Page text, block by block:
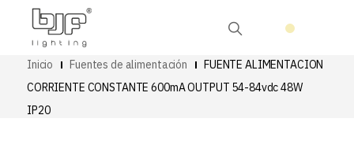
Inicio Fuentes de alimentación
FUENTE ALIMENTACION
CORRIENTE CONSTANTE 600mA OUTPUT 54-84vdc 48W
IP20